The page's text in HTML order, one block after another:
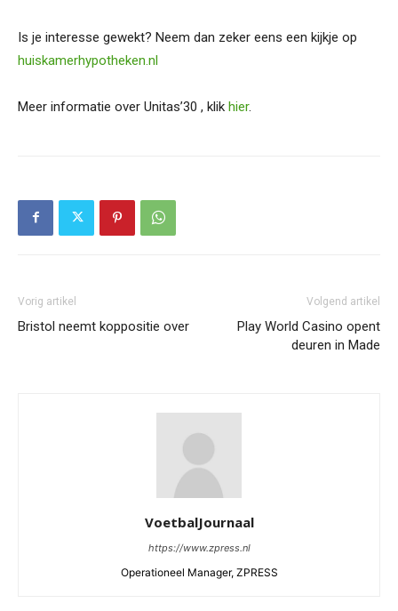
Is je interesse gewekt? Neem dan zeker eens een kijkje op
huiskamerhypotheken.nl
Meer informatie over Unitas’30 , klik hier.
Vorig artikel
Bristol neemt koppositie over
Volgend artikel
Play World Casino opent
deuren in Made
VoetbalJournaal
https://www.zpress.nl
Operationeel Manager, ZPRESS